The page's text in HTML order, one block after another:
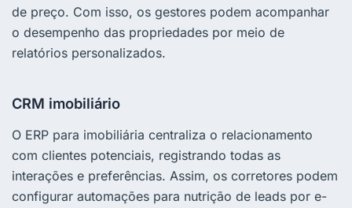
de preço. Com isso, os gestores podem acompanhar
o desempenho das propriedades por meio de
relatórios personalizados.
CRM imobiliário
O ERP para imobiliária centraliza o relacionamento
com clientes potenciais, registrando todas as
interações e preferências. Assim, os corretores podem
configurar automações para nutrição de leads por e-